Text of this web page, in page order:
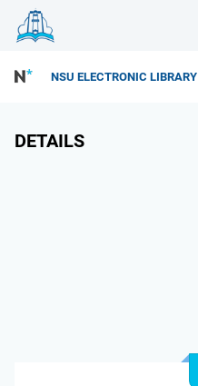
NSU ELECTRONIC LIBRARY
DETAILS